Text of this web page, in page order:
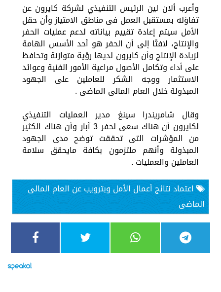
وأعرب ألان لين الرئيس التنفيذي لشركة كايرون عن
تفاؤله بمستقبل العمل فى مناطق الامتياز وأن حقل
الأمل سيتم إعادة تقييم بياناته لدعم عمليات الحفر
والإنتاج، لافتًا إلى أن الحفر هو أحد الأسس الهامة
لزيادة الإنتاج وأن كايرون لديها رؤية متوازنة وتحافظ
على أداء وتكامل الأصول مراعية الأمور الفنية وعوائد
الاستثمار ووجه الشكر للعاملين على الجهود
المبذولة خلال العام المالى الماضى .
وقال شامريندرا سينغ مدير العمليات التنفيذي
لكايرون أن هناك سعى لحفر 3 آبار وأن هناك الكثير
من المؤشرات التى تحققت توضح مدى الجهود
المبذولة وأنهم ملتزمون بكافة مايحقق سلامة
العاملين والعمليات .
اعتماد نتائج أعمال الأمل وبترويب عن العام المالى
الماضى